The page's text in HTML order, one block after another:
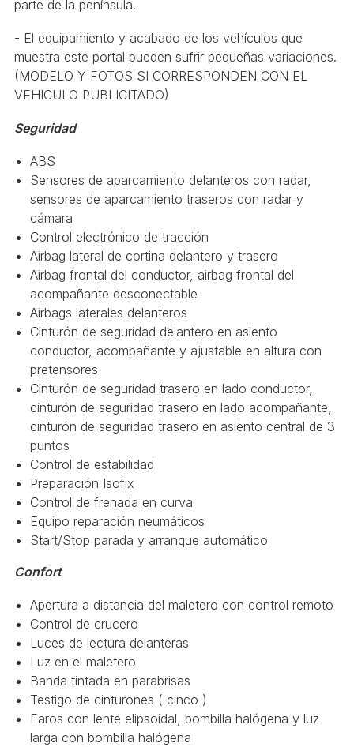
parte de la península.
- El equipamiento y acabado de los vehículos que
muestra este portal pueden sufrir pequeñas variaciones.
(MODELO Y FOTOS SI CORRESPONDEN CON EL
VEHICULO PUBLICITADO)
Seguridad
ABS
Sensores de aparcamiento delanteros con radar,
sensores de aparcamiento traseros con radar y
cámara
Control electrónico de tracción
Airbag lateral de cortina delantero y trasero
Airbag frontal del conductor, airbag frontal del
acompañante desconectable
Airbags laterales delanteros
Cinturón de seguridad delantero en asiento
conductor, acompañante y ajustable en altura con
pretensores
Cinturón de seguridad trasero en lado conductor,
cinturón de seguridad trasero en lado acompañante,
cinturón de seguridad trasero en asiento central de 3
puntos
Control de estabilidad
Preparación Isofix
Control de frenada en curva
Equipo reparación neumáticos
Start/Stop parada y arranque automático
Confort
Apertura a distancia del maletero con control remoto
Control de crucero
Luces de lectura delanteras
Luz en el maletero
Banda tintada en parabrisas
Testigo de cinturones ( cinco )
Faros con lente elipsoidal, bombilla halógena y luz
larga con bombilla halógena